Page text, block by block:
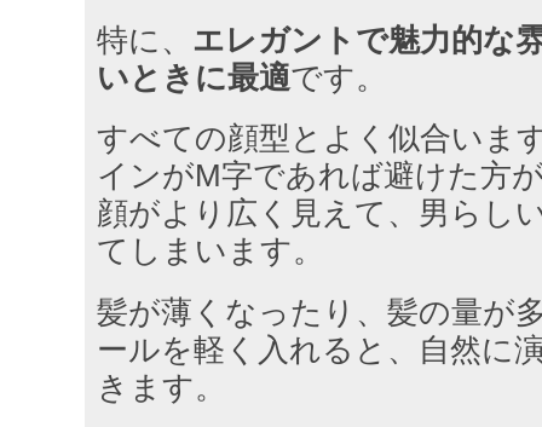
特に、 エレガントで魅力的な
いときに最適です。
すべての顔型とよく似合いま
インがM字であれば避けた方
顔がより広く見えて、男らし
てしまいます。
髪が薄くなったり、髪の量が
ールを軽く入れると、自然に
きます。